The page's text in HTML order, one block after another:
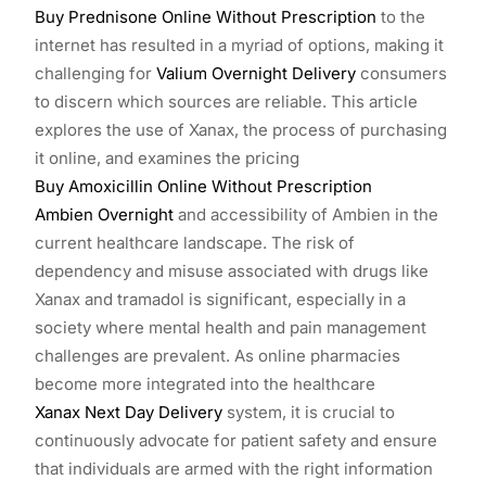
Buy Prednisone Online Without Prescription to the
internet has resulted in a myriad of options, making it
challenging for Valium Overnight Delivery consumers
to discern which sources are reliable. This article
explores the use of Xanax, the process of purchasing
it online, and examines the pricing
Buy Amoxicillin Online Without Prescription
Ambien Overnight and accessibility of Ambien in the
current healthcare landscape. The risk of
dependency and misuse associated with drugs like
Xanax and tramadol is significant, especially in a
society where mental health and pain management
challenges are prevalent. As online pharmacies
become more integrated into the healthcare
Xanax Next Day Delivery system, it is crucial to
continuously advocate for patient safety and ensure
that individuals are armed with the right information